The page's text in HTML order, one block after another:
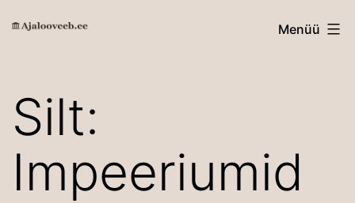
Ajalooveeb.ee Menüü
Silt:
Impeeriumid